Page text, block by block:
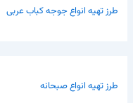
طرز تهیه انواع جوجه کباب عربی
طرز تهیه انواع صبحانه